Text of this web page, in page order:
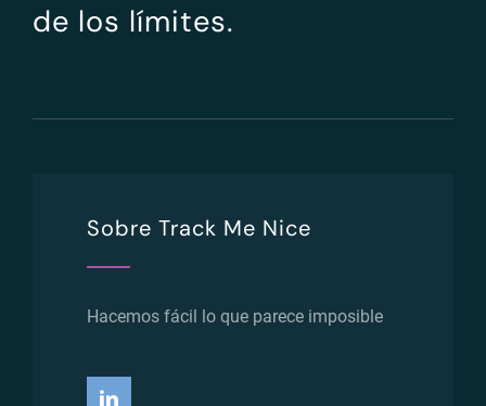
de los límites.
Sobre Track Me Nice
Hacemos fácil lo que parece imposible